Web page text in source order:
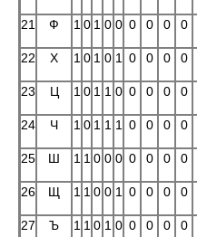
21 Ф 1 0 1 0 0 0 0 0 0
22 Х 1 0 1 0 1 0 0 0 0
23 Ц 1 0 1 1 0 0 0 0 0
24 Ч 1 0 1 1 1 0 0 0 0
25 Ш 1 1 0 0 0 0 0 0 0
26 Щ 1 1 0 0 1 0 0 0 0
27 Ъ 1 1 0 1 0 0 0 0 0